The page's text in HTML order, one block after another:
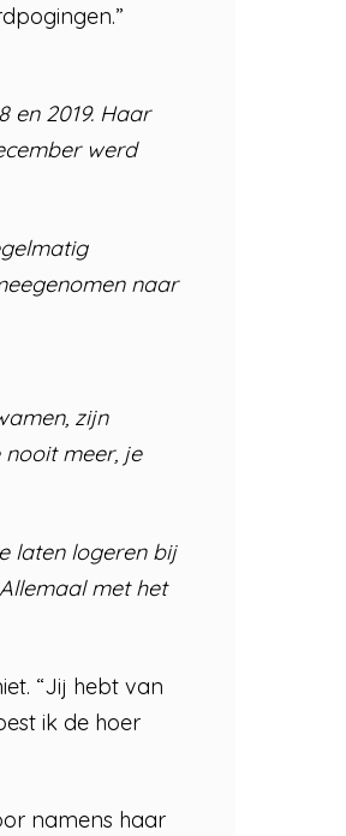
en 2019. Haar
werd
naar
zijn
meer, je
laten logeren bij
met het
“Jij hebt van
ik de hoer
namens haar